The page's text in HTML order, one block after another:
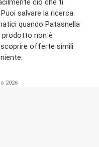
salvare la ricerca
quando Patasnella
prodotto non è
offerte simili
2026